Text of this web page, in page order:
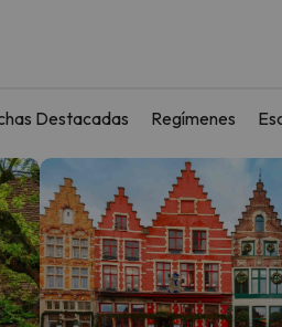
Destacadas Regímenes